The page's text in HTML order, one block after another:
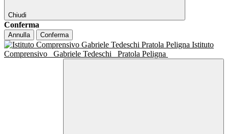
Chiudi
Conferma
Annulla Conferma
Istituto
Comprensivo
Gabriele Tedeschi Pratola Peligna